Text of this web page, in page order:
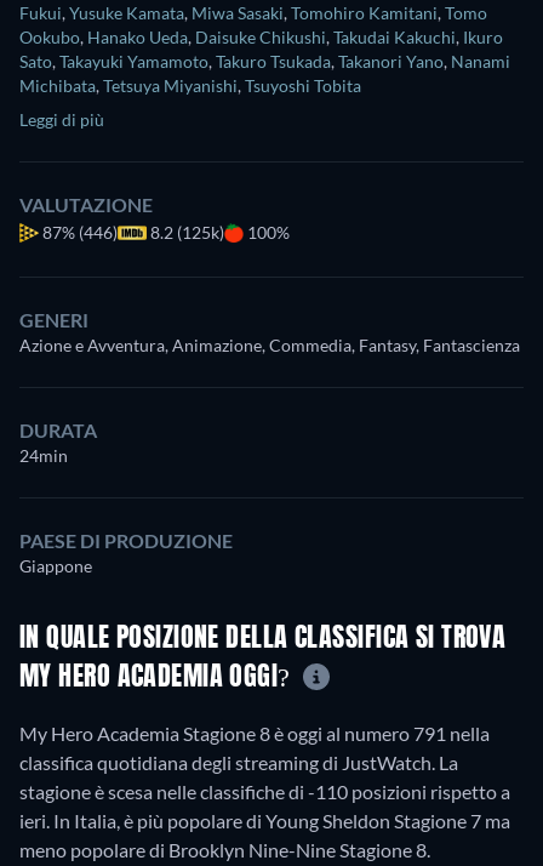
Fukui,Yusuke Kamata, Miwa Sasaki,Tomohiro Kamitani,Tomo
Ookubo, Hanako Ueda, Daisuke Chikushi,Takudai Kakuchi, Ikuro
Sato,Takayuki Yamamoto,Takuro Tsukada,Takanori Yano, Nanami
Michibata,Tetsuya Miyanishi,Tsuyoshi Tobita
Leggi di più
VALUTAZIONE
87% (446) 8.2 (125k) 100%
GENERI
Azione e Avventura, Animazione, Commedia, Fantasy, Fantascienza
DURATA
24min
PAESE DI PRODUZIONE
Giappone
IN QUALE POSIZIONE DELLA CLASSIFICA SI TROVA
MY HERO ACADEMIA OGGI?
My Hero Academia Stagione 8 è oggi al numero 791 nella
classifica quotidiana degli streaming di JustWatch. La
stagione è scesa nelle classifiche di -110 posizioni rispetto a
ieri. In Italia, è più popolare di Young Sheldon Stagione 7 ma
meno popolare di Brooklyn Nine-Nine Stagione 8.